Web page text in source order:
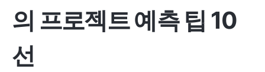
의 프로젝트 예측 팁 10
선